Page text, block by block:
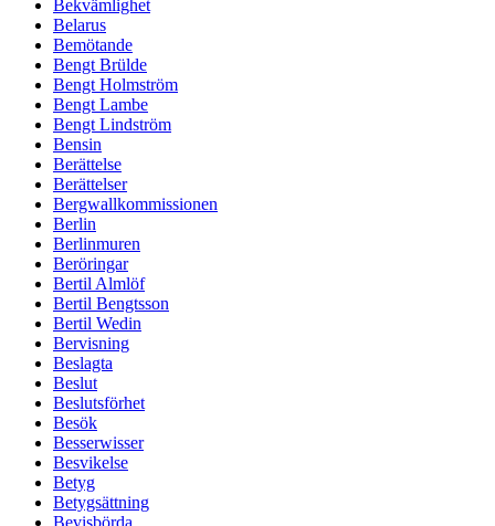
Bekvämlighet
Belarus
Bemötande
Bengt Brülde
Bengt Holmström
Bengt Lambe
Bengt Lindström
Bensin
Berättelse
Berättelser
Bergwallkommissionen
Berlin
Berlinmuren
Beröringar
Bertil Almlöf
Bertil Bengtsson
Bertil Wedin
Bervisning
Beslagta
Beslut
Beslutsförhet
Besök
Besserwisser
Besvikelse
Betyg
Betygsättning
Bevisbörda